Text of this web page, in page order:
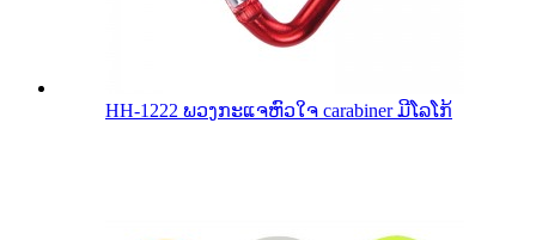
HH-1222 ພວງກະແຈຫົວໃຈ carabiner ມີໂລໂກ້